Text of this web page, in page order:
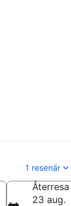
1 resenär
Återresa
23 aug.